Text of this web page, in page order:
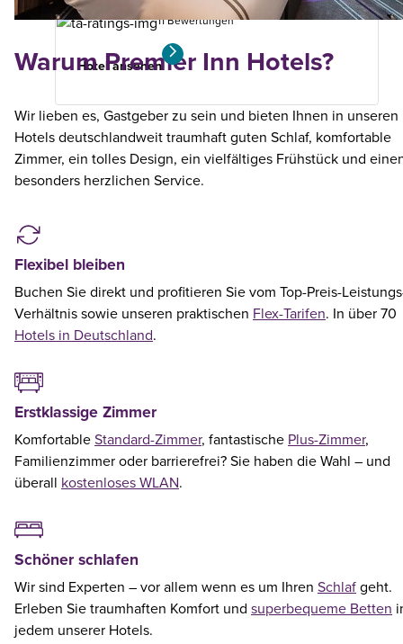
11 Bewertungen
Hotel ansehen
Warum Premier Inn Hotels?
Wir lieben es, Gastgeber zu sein und bieten Ihnen in unseren
Hotels deutschlandweit traumhaft guten Schlaf, komfortable
Zimmer, ein tolles Design, ein vielfältiges Frühstück und
besonders herzlichen Service.
Flexibel bleiben
Buchen Sie direkt und profitieren Sie vom Top-Preis-
Verhältnis sowie unseren praktischen Flex-Tarifen. In über 70
Hotels in Deutschland.
Erstklassige Zimmer
Komfortable Standard-Zimmer, fantastische Plus-Zimmer,
Familienzimmer oder barrierefrei? Sie haben die Wahl – und
überall kostenloses WLAN.
Schöner schlafen
Wir sind Experten – vor allem wenn es um Ihren Schlaf geht.
Erleben Sie traumhaften Komfort und superbequeme Betten
jedem unserer Hotels.